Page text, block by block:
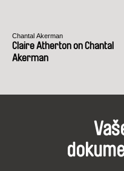
Chantal Akerman
Claire Atherton on Chantal
Akerman